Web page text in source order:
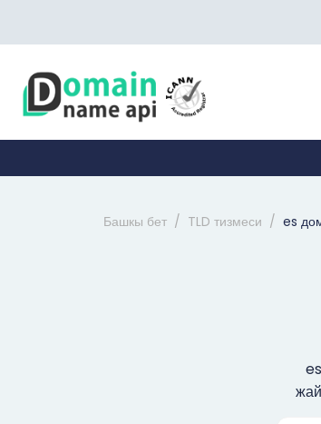
Башкы бет TLD тизмеси es